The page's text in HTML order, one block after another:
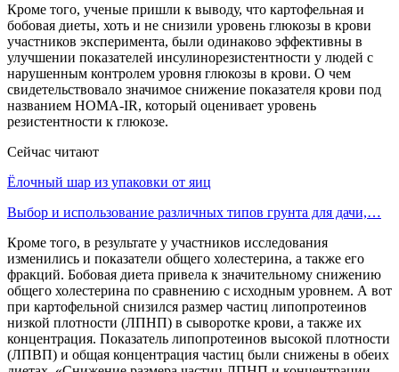
Кроме того, ученые пришли к выводу, что картофельная и
бобовая диеты, хоть и не снизили уровень глюкозы в крови
участников эксперимента, были одинаково эффективны в
улучшении показателей инсулинорезистентности у людей с
нарушенным контролем уровня глюкозы в крови. О чем
свидетельствовало значимое снижение показателя крови под
названием HOMA-IR, который оценивает уровень
резистентности к глюкозе.
Сейчас читают
Ёлочный шар из упаковки от яиц
Выбор и использование различных типов грунта для дачи,…
Кроме того, в результате у участников исследования
изменились и показатели общего холестерина, а также его
фракций. Бобовая диета привела к значительному снижению
общего холестерина по сравнению с исходным уровнем. А вот
при картофельной снизился размер частиц липопротеинов
низкой плотности (ЛПНП) в сыворотке крови, а также их
концентрация. Показатель липопротеинов высокой плотности
(ЛПВП) и общая концентрация частиц были снижены в обеих